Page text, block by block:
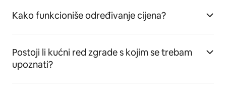
Kako funkcioniše određivanje cijena?
Postoji li kućni red zgrade s kojim se trebam
upoznati?